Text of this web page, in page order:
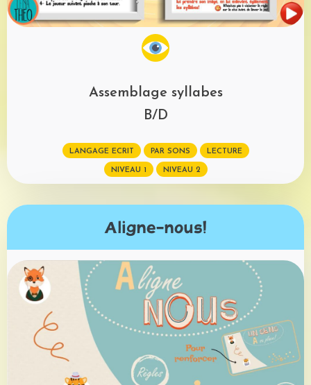
Assemblage syllabes
B/D
LANGAGE ECRIT PAR SONS LECTURE
NIVEAU 1 NIVEAU 2
Aligne-nous!